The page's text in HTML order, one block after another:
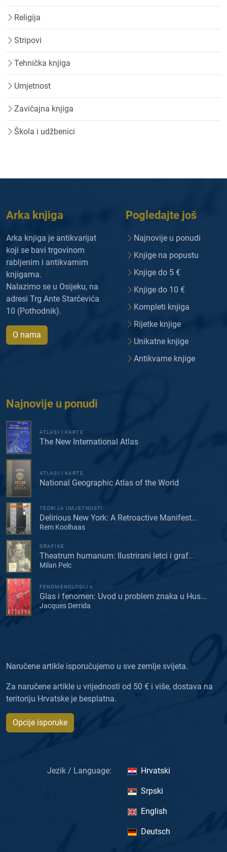
Religija
Stripovi
Tehnička knjiga
Umjetnost
Zavičajna knjiga
Škola i udžbenici
Arka knjiga
Arka knjiga je antikvarijat
koji se bavi trgovinom
rabljenim i antikvarnim
knjigama.
Nalazimo se u Osijeku, na
adresi Trg Ante Starčevića
10 (Pothodnik).
O nama
Pogledajte još
Najnovije u ponudi
Knjige na popustu
Knjige do 5 €
Knjige do 10 €
Kompleti knjiga
Rijetke knjige
Unikatne knjige
Antikvarne knjige
Najnovije u ponudi
ATLASI I KARTE
The New International Atlas
ATLASI I KARTE
National Geographic Atlas of the World
TEORIJA UMJETNOSTI
Delirious New York: A Retroactive Manifest...
Rem Koolhaas
GRAFIKE
Theatrum humanum: Ilustrirani letci i graf...
Milan Pelc
FENOMENOLOGIJA
Glas i fenomen: Uvod u problem znaka u Hus...
Jacques Derrida
Naručene artikle isporučujemo u sve zemlje svijeta.
Za naručene artikle u vrijednosti od 50 € i više, dostava na
teritoriju Hrvatske je besplatna.
Opcije isporuke
Jezik / Language: Hrvatski
Srpski
English
Deutsch